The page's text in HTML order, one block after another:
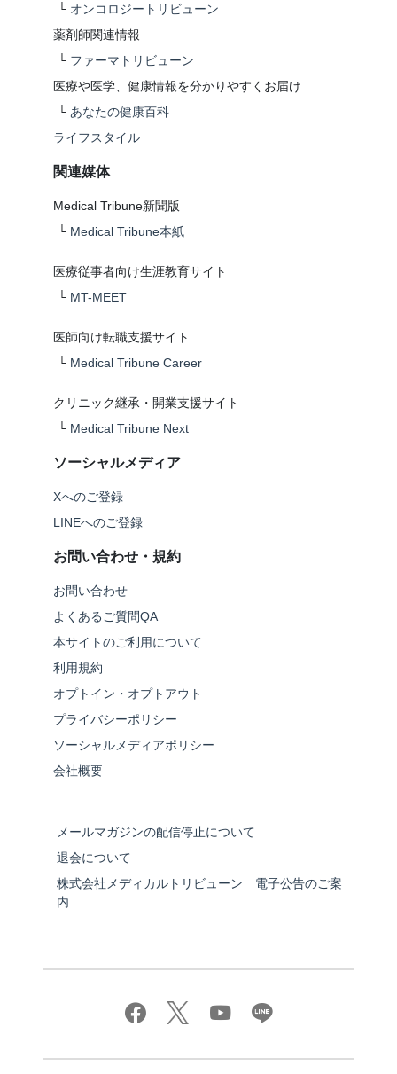
└ オンコロジートリビューン
薬剤師関連情報
└ ファーマトリビューン
医療や医学、健康情報を分かりやすくお届け
└ あなたの健康百科
ライフスタイル
関連媒体
Medical Tribune新聞版
└ Medical Tribune本紙
医療従事者向け生涯教育サイト
└ MT-MEET
医師向け転職支援サイト
└ Medical Tribune Career
クリニック継承・開業支援サイト
└ Medical Tribune Next
ソーシャルメディア
Xへのご登録
LINEへのご登録
お問い合わせ・規約
お問い合わせ
よくあるご質問QA
本サイトのご利用について
利用規約
オプトイン・オプトアウト
プライバシーポリシー
ソーシャルメディアポリシー
会社概要
メールマガジンの配信停止について
退会について
株式会社メディカルトリビューン 電子公告のご案
内